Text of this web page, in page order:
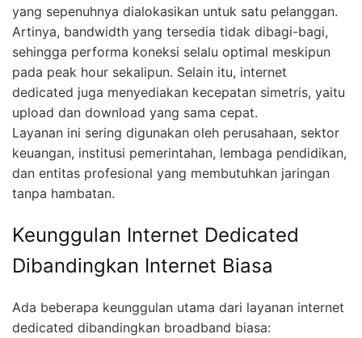
yang sepenuhnya dialokasikan untuk satu pelanggan.
Artinya, bandwidth yang tersedia tidak dibagi-bagi,
sehingga performa koneksi selalu optimal meskipun
pada peak hour sekalipun. Selain itu, internet
dedicated juga menyediakan kecepatan simetris, yaitu
upload dan download yang sama cepat.
Layanan ini sering digunakan oleh perusahaan, sektor
keuangan, institusi pemerintahan, lembaga pendidikan,
dan entitas profesional yang membutuhkan jaringan
tanpa hambatan.
Keunggulan Internet Dedicated
Dibandingkan Internet Biasa
Ada beberapa keunggulan utama dari layanan internet
dedicated dibandingkan broadband biasa: